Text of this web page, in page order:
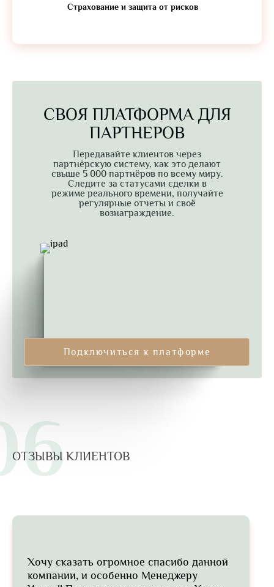
Страхование и защита от рисков
СВОЯ ПЛАТФОРМА ДЛЯ
ПАРТНЕРОВ
Передавайте клиентов через
партнёрскую систему, как это делают
свыше 5 000 партнёров по всему миру.
Следите за статусами сделки в
режиме реального времени, получайте
регулярные отчеты и своё
вознаграждение.
Подключиться к платформе
ОТЗЫВЫ КЛИЕНТОВ
Хочу сказать огромное спасибо данной
компании, и особенно Менеджеру